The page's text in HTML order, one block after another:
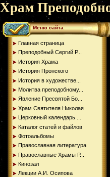
Храм
Меню сайта
Главная страница
Преподобный Сергий Р...
История Храма
История Пронского
История в художестве...
Молитва преподобному...
Явление Пресвятой Бо...
Храм Святителя Николая
Церковный календарь ...
Каталог статей и файлов
Фотоальбомы
Православная литература
Православные Храмы Р...
Кинозал
Лекции А.И. Осипова